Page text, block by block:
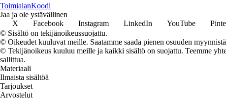
ToimialanKoodi
Jaa ja ole ystävällinen
X
Facebook Instagram LinkedIn YouTube
© Sisältö on tekijänoikeussuojattu.
© Oikeudet kuuluvat meille. Saatamme saada pienen osuuden
© Tekijänoikeus kuuluu meille ja kaikki sisältö on suojattu. Teemme
sallittua.
Materiaali
Ilmaista sisältöä
Tarjoukset
Arvostelut